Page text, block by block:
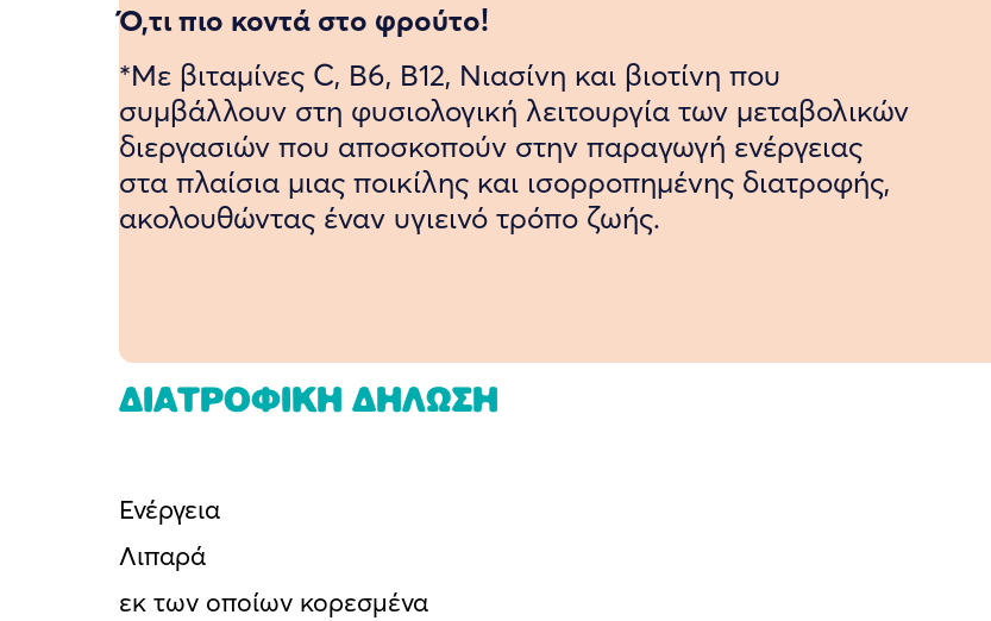
Ό,τι πιο κοντά στο φρούτο!
*Με βιταμίνες C, B6, B12, Νιασίνη και βιοτίνη που
συμβάλλουν στη φυσιολογική λειτουργία των μεταβολικών
διεργασιών που αποσκοπούν στην παραγωγή ενέργειας
στα πλαίσια μιας ποικίλης και ισορροπημένης διατροφής,
ακολουθώντας έναν υγιεινό τρόπο ζωής.
ΔΙΑΤΡΟΦΙΚΗ ΔΗΛΩΣΗ
Ενέργεια
Λιπαρά
εκ των οποίων κορεσμένα